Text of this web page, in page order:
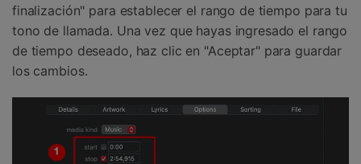
finalización" para establecer el rango de tiempo para tu
tono de llamada. Una vez que hayas ingresado el rango
de tiempo deseado, haz clic en "Aceptar" para guardar
los cambios.